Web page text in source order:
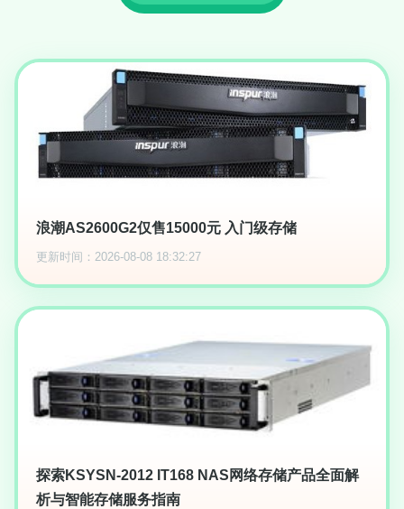
浪潮AS2600G2仅售15000元 入门级存储
更新时间：2026-08-08 18:32:27
探索KSYSN-2012 IT168 NAS网络存储产品全面解
析与智能存储服务指南